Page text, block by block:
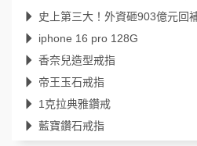
史上第三大！外資砸903億元回
iphone 16 pro 128G
香奈兒造型戒指
帝王玉石戒指
1克拉典雅鑽戒
藍寶鑽石戒指